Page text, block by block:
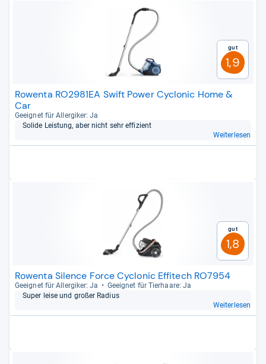
Gut
1,9
Rowenta RO2981EA Swift Power Cyclonic Home &
Car
Geeig­net für All­er­gi­ker: Ja
Solide Leis­tung, aber nicht sehr effi­zi­ent
Weiterlesen
Gut
1,8
Rowenta Silence Force Cyclonic Effitech RO7954
Geeig­net für All­er­gi­ker: Ja
Geeig­net für Tier­haare: Ja
Super leise und großer Radius
Weiterlesen